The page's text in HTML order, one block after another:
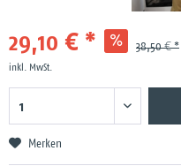
29,10 € * 38,50 € *
inkl. MwSt.
Merken